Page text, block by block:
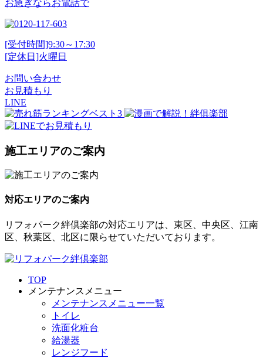
お急ぎならお電話で
[受付時間]9:30～17:30
[定休日]火曜日
お問い合わせ
お見積もり
LINE
施工エリアのご案内
対応エリアのご案内
リフォパーク絆倶楽部の対応エリアは、東区、中央区、江南
区、秋葉区、北区に限らせていただいております。
TOP
メンテナンスメニュー
メンテナンスメニュー一覧
トイレ
洗面化粧台
給湯器
レンジフード